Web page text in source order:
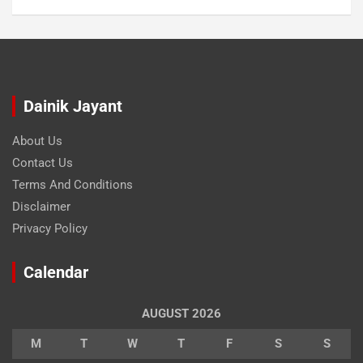
Dainik Jayant
About Us
Contact Us
Terms And Conditions
Disclaimer
Privacy Policy
Calendar
AUGUST 2026
M T W T F S S